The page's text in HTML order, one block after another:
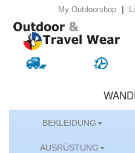
My Outdoorshop |
BEKLEIDUNG
AUSRÜSTUNG